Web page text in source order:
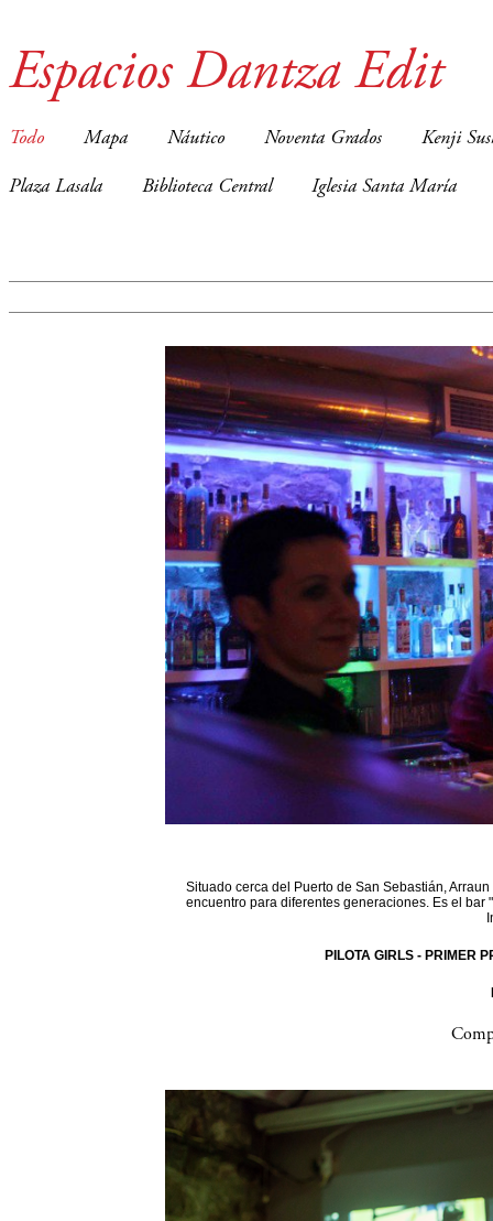
Espacios Dantza Edit
Todo Mapa Náutico Noventa Grados Kenji
Plaza Lasala Biblioteca Central Iglesia Santa María
Situado cerca del Puerto de San Sebastián,
encuentro para diferentes generaciones. Es el
PILOTA GIRLS - PRIMER